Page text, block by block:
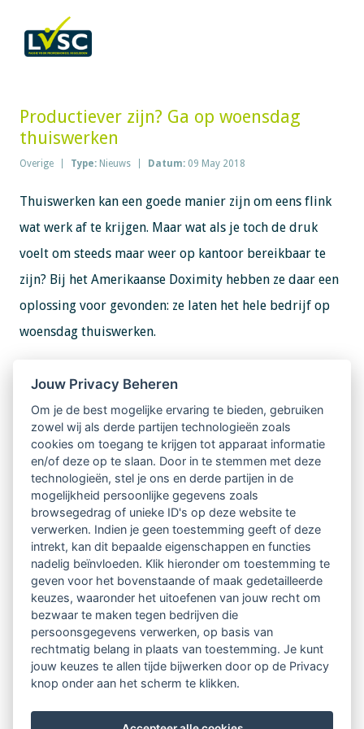
Productiever zijn? Ga op woensdag
thuiswerken
Overige Type: Nieuws Datum: 09 May 2018
Thuiswerken kan een goede manier zijn om eens flink
wat werk af te krijgen. Maar wat als je toch de druk
voelt om steeds maar weer op kantoor bereikbaar te
zijn? Bij het Amerikaanse Doximity hebben ze daar een
oplossing voor gevonden: ze laten het hele bedrijf op
woensdag thuiswerken.
werk-privébalans ervaren én productiever zijn, zegt
mede-oprichter Shari Buck in een blogpost bij Quartz.
De dagen dat ze wél op kantoor zijn, worden gevuld
met vergaderingen en samenwerkprojecten.
Buck kwam op het idee in de periode waarin ze op
woensdagen het werk aan haar startup combineerde
met lesgeven op de school van haar kinderen. Dat
beviel zo goed dat ze er bedrijfsbreed beleid van
maakte. Nu werken haar 280 werknemers verplicht
thuis op woensdag, en wordt het hoofdkantoor
Jouw Privacy Beheren
Om je de best mogelijke ervaring te bieden, gebruiken
zowel wij als derde partijen technologieën zoals
cookies om toegang te krijgen tot apparaat informatie
en/of deze op te slaan. Door in te stemmen met deze
technologieën, stel je ons en derde partijen in de
mogelijkheid persoonlijke gegevens zoals
browsegedrag of unieke ID's op deze website te
verwerken. Indien je geen toestemming geeft of deze
intrekt, kan dit bepaalde eigenschappen en functies
nadelig beïnvloeden. Klik hieronder om toestemming te
geven voor het bovenstaande of maak gedetailleerde
keuzes, waaronder het uitoefenen van jouw recht om
bezwaar te maken tegen bedrijven die
persoonsgegevens verwerken, op basis van
rechtmatig belang in plaats van toestemming. Je kunt
jouw keuzes te allen tijde bijwerken door op de Privacy
knop onder aan het scherm te klikken.